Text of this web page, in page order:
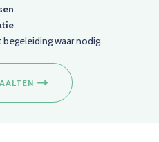
.
.
begeleiding waar nodig.